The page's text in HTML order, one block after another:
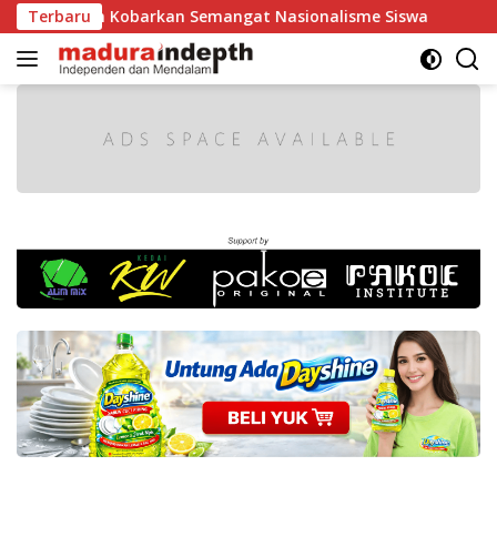
Langsung
ke
konten
TerbaruSemangat Nasionalisme Siswa Tak Boleh